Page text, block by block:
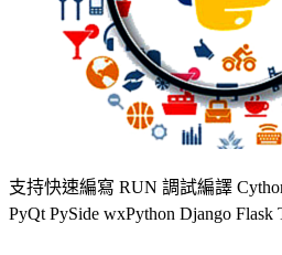
支持快速編寫 RUN 調試編譯
PyQt PySide wxPython Django Flask